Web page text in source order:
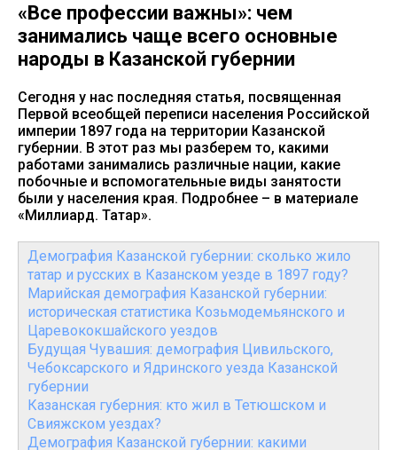
«Все профессии важны»: чем
занимались чаще всего основные
народы в Казанской губернии
Сегодня у нас последняя статья, посвященная
Первой всеобщей переписи населения Российской
империи 1897 года на территории Казанской
губернии. В этот раз мы разберем то, какими
работами занимались различные нации, какие
побочные и вспомогательные виды занятости
были у населения края. Подробнее – в материале
«Миллиард. Татар».
Демография Казанской губернии: сколько жило
татар и русских в Казанском уезде в 1897 году?
Марийская демография Казанской губернии:
историческая статистика Козьмодемьянского и
Царевококшайского уездов
Будущая Чувашия: демография Цивильского,
Чебоксарского и Ядринского уезда Казанской
губернии
Казанская губерния: кто жил в Тетюшском и
Свияжском уездах?
Демография Казанской губернии: какими